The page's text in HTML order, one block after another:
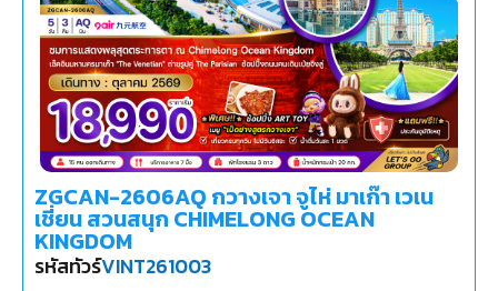
ZGCAN-2606AQ กวางเจา จูไห่ มาเก๊า เวเน
เชี่ยน สวนสนุก CHIMELONG OCEAN
KINGDOM
รหัสทัวร์VINT261003